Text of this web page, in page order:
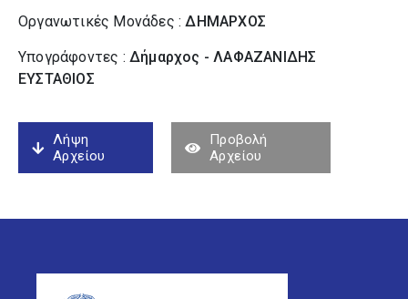
Οργανωτικές Μονάδες :ΔΗΜΑΡΧΟΣ
Υπογράφοντες : Δήμαρχος - ΛΑΦΑΖΑΝΙΔΗΣ
ΕΥΣΤΑΘΙΟΣ
Λήψη
Αρχείου
Προβολή
Αρχείου